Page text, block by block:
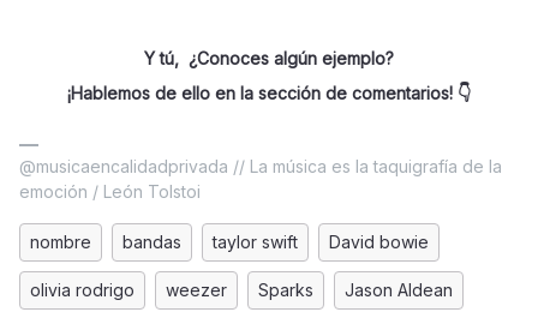
Y tú, ¿Conoces algún ejemplo?
¡Hablemos de ello en la sección de comentarios! 👇
@musicaencalidadprivada // La música es la taquigrafía de la
emoción / León Tolstoi
nombre bandas taylor swift David bowie
olivia rodrigo weezer Sparks Jason Aldean